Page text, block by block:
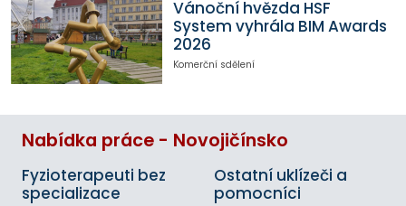
Vánoční hvězda HSF
System vyhrála BIM Awards
2026
Komerční sdělení
Nabídka práce - Novojičínsko
Fyzioterapeuti bez
specializace
Ostatní uklízeči a
pomocníci